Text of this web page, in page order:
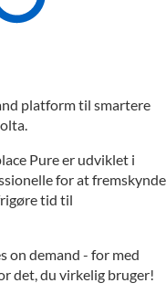
platform til smartere
Pure er udviklet i
for at fremskynde
tid til
on demand - for med
det, du virkelig bruger!